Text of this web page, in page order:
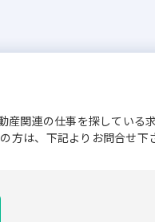
関連の仕事を探している
は、下記よりお問合せ下